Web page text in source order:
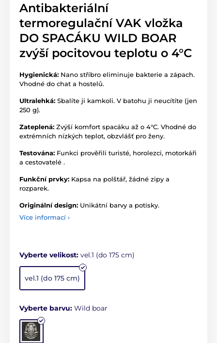
Antibakteriální
termoregulační VAK vložka
DO SPACÁKU WILD BOAR
zvýší pocitovou teplotu o 4°C
Hygienická: Nano stříbro eliminuje bakterie a zápach.
Vhodné do chat a hostelů.
Ultralehká: Sbalíte ji kamkoli. V batohu ji neucítíte (jen
250 g).
Zateplená: Zvýší komfort spacáku až o 4°C. Vhodné do
extrémních nízkých teplot, obzvlášť pro ženy.
Testována: Funkci prověřili turisté, horolezci, motorkáři
a cestovatelé .
Funkční prvky: Kapsa na polštář, žádné zipy a
rozparek.
Originální design: Unikátní barvy a potisky.
Více informací ›
Vyberte velikost: vel.1 (do 175 cm)
vel.1 (do 175 cm)
Vyberte barvu: Wild boar